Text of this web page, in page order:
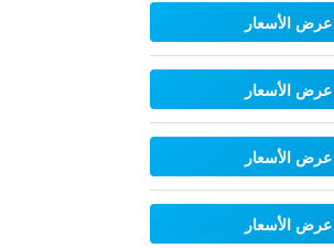
عرض الأسعار
عرض الأسعار
عرض الأسعار
عرض الأسعار